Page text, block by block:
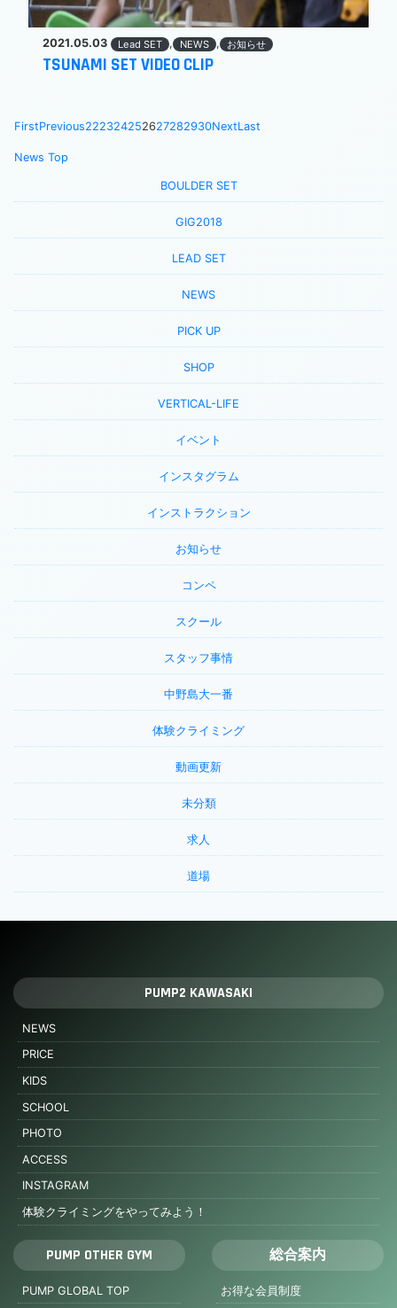
2021.05.03 Lead SET , NEWS , お知らせ
TSUNAMI SET VIDEO CLIP
FirstPrevious222324252627282930NextLast
News Top
BOULDER SET
GIG2018
LEAD SET
NEWS
PICK UP
SHOP
VERTICAL-LIFE
イベント
インスタグラム
インストラクション
お知らせ
コンペ
スクール
スタッフ事情
中野島大一番
体験クライミング
動画更新
未分類
求人
道場
PUMP2 KAWASAKI
NEWS
PRICE
KIDS
SCHOOL
PHOTO
ACCESS
INSTAGRAM
体験クライミングをやってみよう！
PUMP OTHER GYM
PUMP GLOBAL TOP
総合案内
お得な会員制度